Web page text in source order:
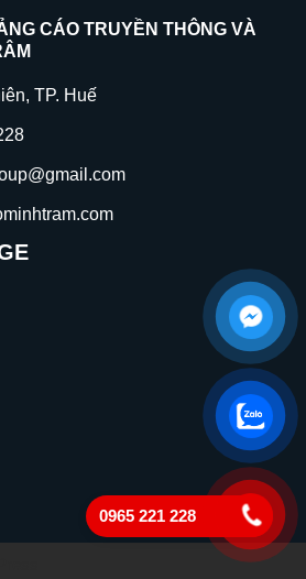
CÁO TRUYỀN THÔNG VÀ
TP. Huế
0965 221 228